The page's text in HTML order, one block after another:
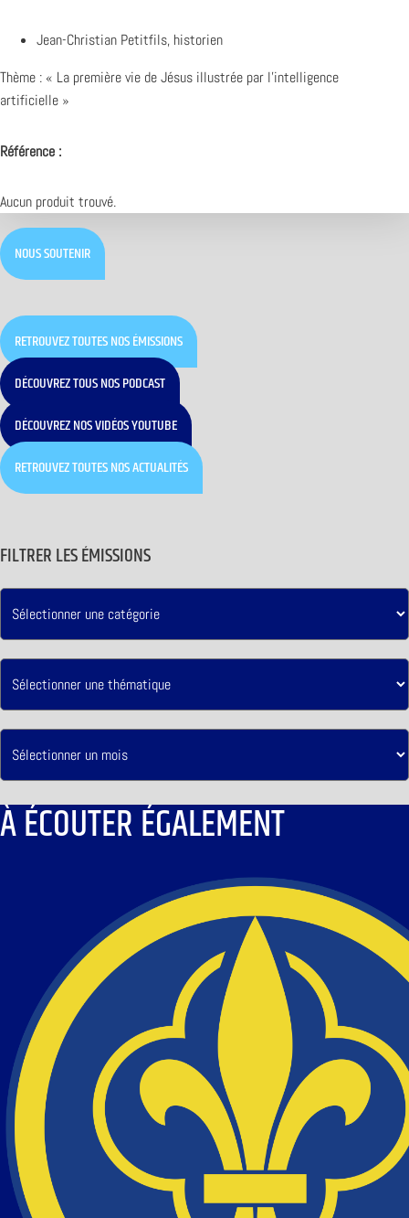
Jean-Christian Petitfils, historien
Thème : « La première vie de Jésus illustrée par l’intelligence
artificielle »
Référence :
Aucun produit trouvé.
NOUS SOUTENIR
RETROUVEZ TOUTES NOS ÉMISSIONS
DÉCOUVREZ TOUS NOS PODCAST
DÉCOUVREZ NOS VIDÉOS YOUTUBE
RETROUVEZ TOUTES NOS ACTUALITÉS
FILTRER LES ÉMISSIONS
À ÉCOUTER ÉGALEMENT